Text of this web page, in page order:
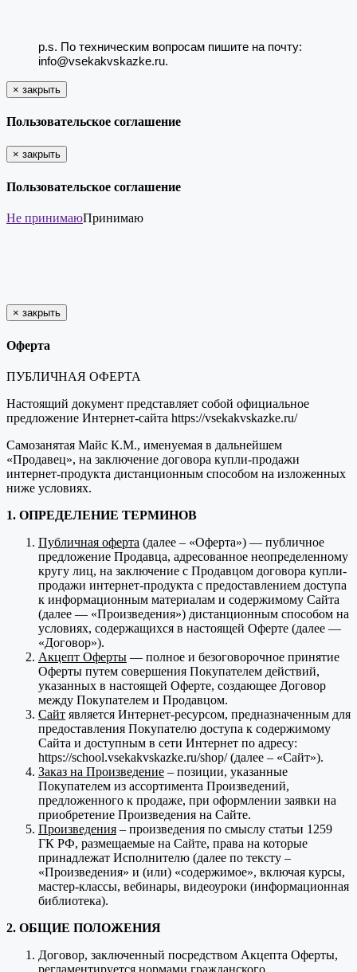
p.s. По техническим вопросам пишите на почту:
info@vsekakvskazke.ru.
× закрыть
Пользовательское соглашение
× закрыть
Пользовательское соглашение
Не принимаюПринимаю
× закрыть
Оферта
ПУБЛИЧНАЯ ОФЕРТА
Настоящий документ представляет собой официальное
предложение Интернет-сайта https://vsekakvskazke.ru/
Самозанятая Майс К.М., именуемая в дальнейшем
«Продавец», на заключение договора купли-продажи
интернет-продукта дистанционным способом на изложенных
ниже условиях.
1. ОПРЕДЕЛЕНИЕ ТЕРМИНОВ
Публичная оферта (далее – «Оферта») — публичное
предложение Продавца, адресованное неопределенному
кругу лиц, на заключение с Продавцом договора купли-
продажи интернет-продукта с предоставлением доступа
к информационным материалам и содержимому Сайта
(далее — «Произведения») дистанционным способом на
условиях, содержащихся в настоящей Оферте (далее —
«Договор»).
Акцепт Оферты — полное и безоговорочное принятие
Оферты путем совершения Покупателем действий,
указанных в настоящей Оферте, создающее Договор
между Покупателем и Продавцом.
Сайт является Интернет-ресурсом, предназначенным для
предоставления Покупателю доступа к содержимому
Сайта и доступным в сети Интернет по адресу:
https://school.vsekakvskazke.ru/shop/ (далее – «Сайт»).
Заказ на Произведение – позиции, указанные
Покупателем из ассортимента Произведений,
предложенного к продаже, при оформлении заявки на
приобретение Произведения на Сайте.
Произведения – произведения по смыслу статьи 1259
ГК РФ, размещаемые на Сайте, права на которые
принадлежат Исполнителю (далее по тексту –
«Произведения» и (или) «содержимое», включая курсы,
мастер-классы, вебинары, видеоуроки (информационная
библиотека).
2. ОБЩИЕ ПОЛОЖЕНИЯ
Договор, заключенный посредством Акцепта Оферты,
регламентируется нормами гражданского